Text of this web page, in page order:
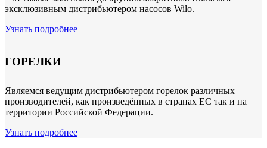
эксклюзивным дистрибьютером насосов Wilo.
Узнать подробнее
ГОРЕЛКИ
Являемся ведущим дистрибьютером горелок различных
производителей, как произведённых в странах ЕС так и на
территории Российской Федерации.
Узнать подробнее